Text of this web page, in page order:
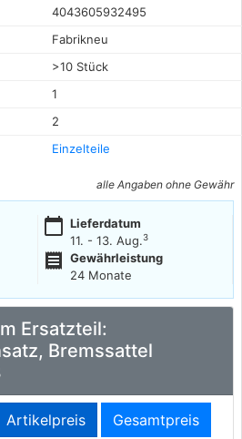
4043605932495
Fabrikneu
>10 Stück
1
2
Einzelteile
alle Angaben ohne Gewähr
calendar_today Lieferdatum
11. - 13. Aug.3
receipt
Gewährleistung
24 Monate
Ersatzteil:
Bremssattel
Artikelpreis Gesamtpreis